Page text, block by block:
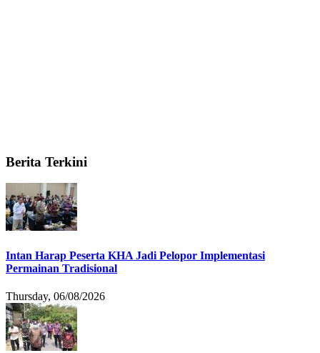
Berita Terkini
Intan Harap Peserta KHA Jadi Pelopor Implementasi
Permainan Tradisional
Thursday, 06/08/2026